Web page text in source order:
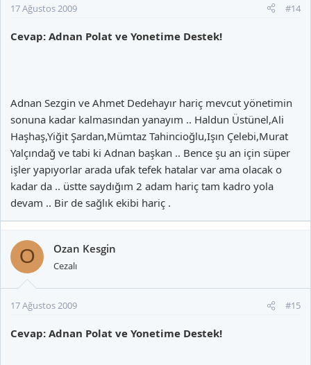
17 Ağustos 2009 #14
Cevap: Adnan Polat ve Yonetime Destek!
Adnan Sezgin ve Ahmet Dedehayır hariç mevcut yönetimin
sonuna kadar kalmasından yanayım .. Haldun Üstünel,Ali
Haşhaş,Yiğit Şardan,Mümtaz Tahincioğlu,Işın Çelebi,Murat
Yalçındağ ve tabi ki Adnan başkan .. Bence şu an için süper
işler yapıyorlar arada ufak tefek hatalar var ama olacak o
kadar da .. üstte saydığım 2 adam hariç tam kadro yola
devam .. Bir de sağlık ekibi hariç .
O Ozan Kesgin
Cezalı
17 Ağustos 2009 #15
Cevap: Adnan Polat ve Yonetime Destek!